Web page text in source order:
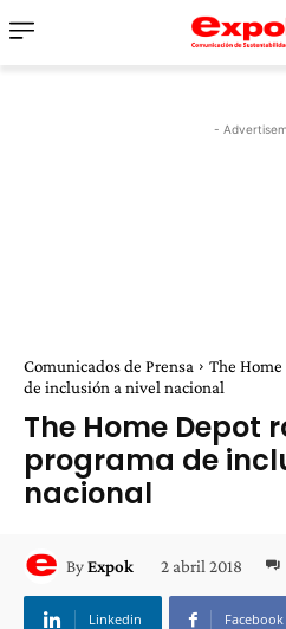
-
Comunicados de Prensa
The
de inclusión a nivel nacional
The Home Depot
programa de
nacional
ByExpok 2 abril 2018
Linkedin Facebook